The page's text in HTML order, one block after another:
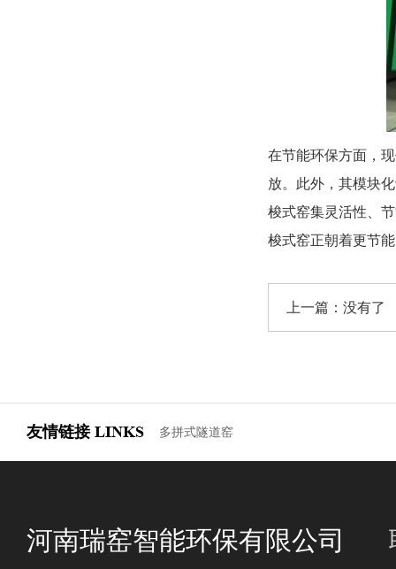
在节能环保方面，
放。此外，其模块
梭式窑集灵活性、
梭式窑正朝着更节
上一篇：没有了
友情链接 LINKS 多拼式隧道窑
河南瑞窑智能环保有限公司